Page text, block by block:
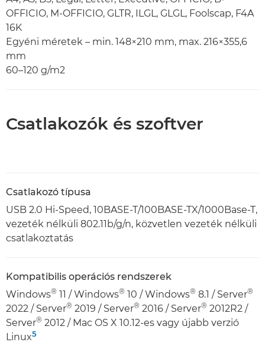
OFFICIO, M-OFFICIO, GLTR, ILGL, GLGL, Foolscap, F4A
16K
Egyéni méretek – min. 148×210 mm, max. 216×355,6
mm
60–120 g/m2
Csatlakozók és szoftver
Csatlakozó típusa
USB 2.0 Hi-Speed, 10BASE-T/100BASE-TX/1000Base-T,
vezeték nélküli 802.11b/g/n, közvetlen vezeték nélküli
csatlakoztatás
Kompatibilis operációs rendszerek
Windows® 11 / Windows® 10 / Windows® 8.1 / Server®
2022 / Server® 2019 / Server® 2016 / Server® 2012R2 /
Server® 2012 / Mac OS X 10.12-es vagy újabb verzió
Linux5